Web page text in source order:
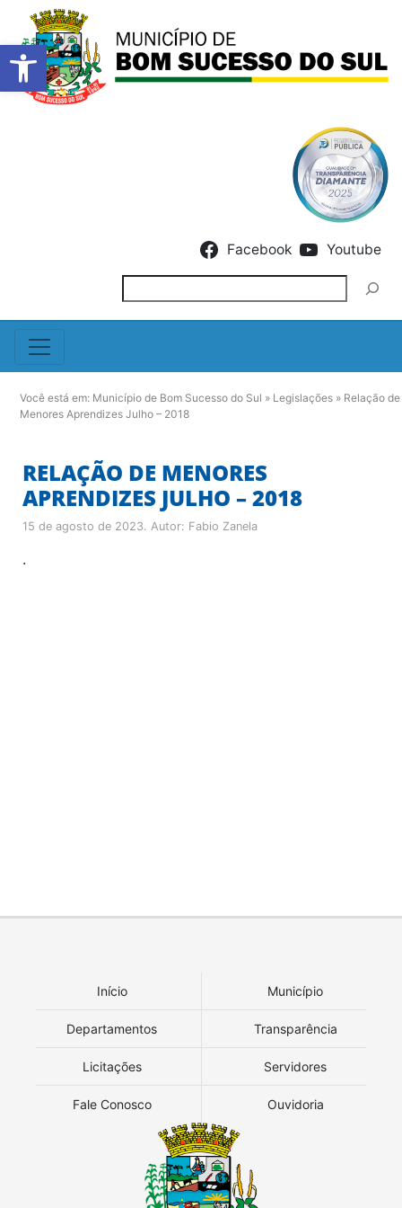
Barra de Ferramentas
Facebook Youtube
Você está em: Município de Bom Sucesso do Sul » Legislações » Relação de
Menores Aprendizes Julho – 2018
RELAÇÃO DE MENORES
APRENDIZES JULHO – 2018
15 de agosto de 2023. Autor: Fabio Zanela
.
Início Município
Departamentos Transparência
Licitações Servidores
Fale Conosco Ouvidoria